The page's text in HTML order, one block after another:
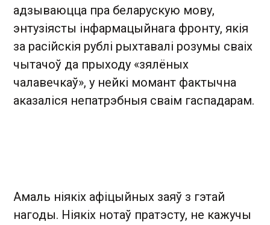
адзываюцца пра беларускую мову,
энтузіясты інфармацыйнага фронту, якія
за расійскія рублі рыхтавалі розумы сваіх
чытачоў да прыходу «зялёных
чалавечкаў», у нейкі момант фактычна
аказаліся непатрэбныя сваім гаспадарам.
Амаль ніякіх афіцыйных заяў з гэтай
нагоды. Ніякіх нотаў пратэсту, не кажучы